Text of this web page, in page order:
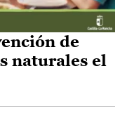
de
naturales el